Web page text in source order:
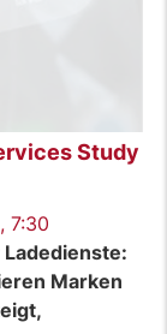
Study
7:30
e:
Marken